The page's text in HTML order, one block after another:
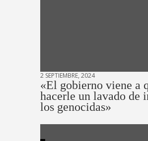
2 SEPTIEMBRE, 2024
«El gobierno viene a
hacerle un lavado de
los genocidas»